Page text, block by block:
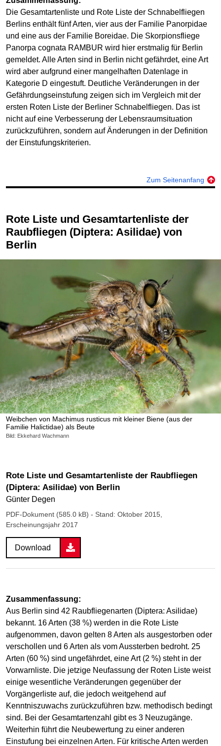
Die Gesamtartenliste und Rote Liste der Schnabelfliegen
Berlins enthält fünf Arten, vier aus der Familie Panorpidae
und eine aus der Familie Boreidae. Die Skorpionsfliege
Panorpa cognata RAMBUR wird hier erstmalig für Berlin
gemeldet. Alle Arten sind in Berlin nicht gefährdet, eine Art
wird aber aufgrund einer mangelhaften Datenlage in
Kategorie D eingestuft. Deutliche Veränderungen in der
Gefährdungseinstufung zeigen sich im Vergleich mit der
ersten Roten Liste der Berliner Schnabelfliegen. Das ist
nicht auf eine Verbesserung der Lebensraumsituation
zurückzuführen, sondern auf Änderungen in der Definition
der Einstufungskriterien.
Zum Seitenanfang
Weibchen von Machimus rusticus mit kleiner Biene (aus der
Familie Halictidae) als Beute
Bild: Ekkehard Wachmann
Rote Liste und Gesamtartenliste der
Raubfliegen (Diptera: Asilidae) von
Berlin
Rote Liste und Gesamtartenliste der Raubfliegen
(Diptera: Asilidae) von Berlin
Günter Degen
PDF-Dokument (585.0 kB) - Stand: Oktober 2015,
Erscheinungsjahr 2017
Download
Zusammenfassung:
Aus Berlin sind 42 Raubfliegenarten (Diptera: Asilidae)
bekannt. 16 Arten (38 %) werden in die Rote Liste
aufgenommen, davon gelten 8 Arten als ausgestorben oder
verschollen und 6 Arten als vom Aussterben bedroht. 25
Arten (60 %) sind ungefährdet, eine Art (2 %) steht in der
Vorwarnliste. Die jetzige Neufassung der Roten Liste weist
einige wesentliche Veränderungen gegenüber der
Vorgängerliste auf, die jedoch weitgehend auf
Kenntniszuwachs zurückzuführen bzw. methodisch bedingt
sind. Bei der Gesamtartenzahl gibt es 3 Neuzugänge.
Weiterhin führt die Neubewertung zu einer anderen
Einstufung bei einzelnen Arten. Für kritische Arten werden